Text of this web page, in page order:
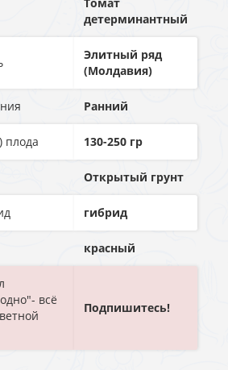
детерминантный
Элитный ряд
(Молдавия)
Ранний
плода 130-250 гp
Открытый грунт
гибрид
красный
всё
Подпишитесь!